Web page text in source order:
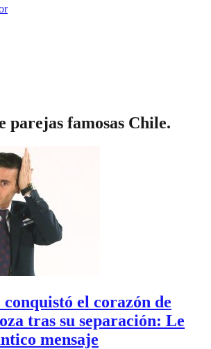
parejas famosas Chile.
el corazón de
tras su separación: Le
mensaje